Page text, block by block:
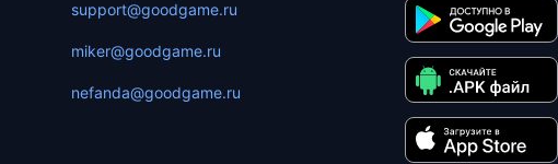
support@goodgame.ru
miker@goodgame.ru
nefanda@goodgame.ru